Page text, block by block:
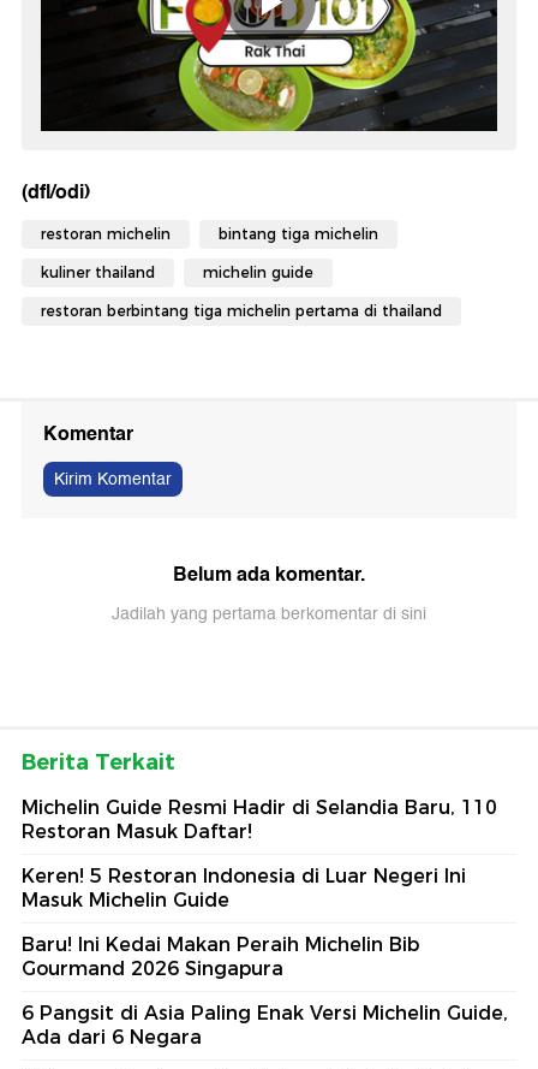
(dfl/odi)
restoran michelin bintang tiga michelin
kuliner thailand michelin guide
restoran berbintang tiga michelin pertama di thailand
Komentar
Kirim Komentar
Belum ada komentar.
Jadilah yang pertama berkomentar di sini
Berita Terkait
Michelin Guide Resmi Hadir di Selandia Baru, 110
Restoran Masuk Daftar!
Keren! 5 Restoran Indonesia di Luar Negeri Ini
Masuk Michelin Guide
Baru! Ini Kedai Makan Peraih Michelin Bib
Gourmand 2026 Singapura
6 Pangsit di Asia Paling Enak Versi Michelin Guide,
Ada dari 6 Negara